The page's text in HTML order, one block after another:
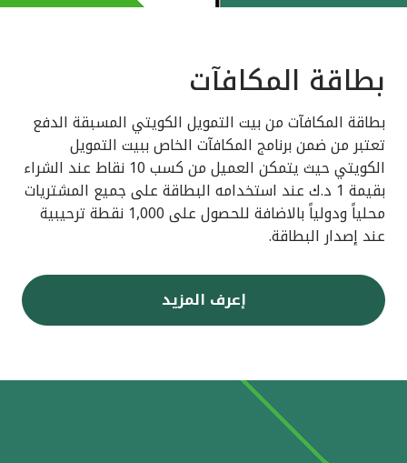
بطاقة المكافآت
بطاقة المكافآت من بيت التمويل الكويتي المسبقة الدفع
تعتبر من ضمن برنامج المكافآت الخاص ببيت التمويل
الكويتي حيث يتمكن العميل من كسب 10 نقاط عند الشراء
بقيمة 1 د.ك عند استخدامه البطاقة على جميع المشتريات
محلياً ودولياً بالاضافة للحصول على 1,000 نقطة ترحيبية
عند إصدار البطاقة.
إعرف المزيد